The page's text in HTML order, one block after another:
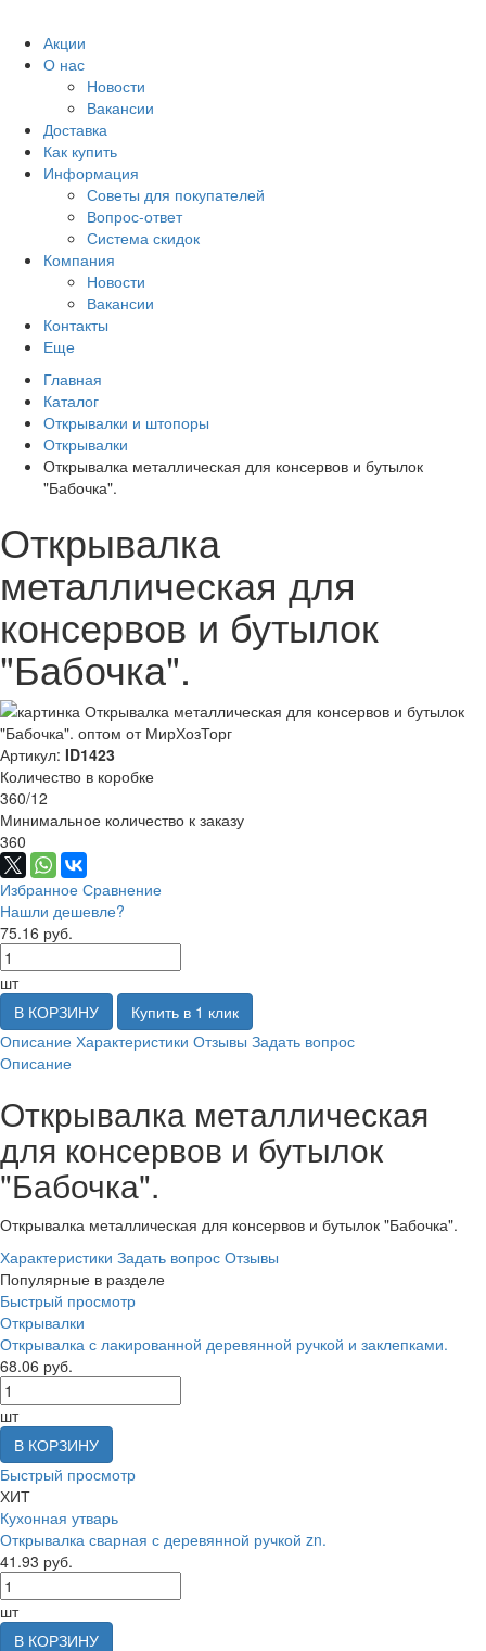
Акции
О нас
Новости
Вакансии
Доставка
Как купить
Информация
Советы для покупателей
Вопрос-ответ
Система скидок
Компания
Новости
Вакансии
Контакты
Еще
Главная
Каталог
Открывалки и штопоры
Открывалки
Открывалка металлическая для консервов и бутылок
"Бабочка".
Открывалка
металлическая для
консервов и бутылок
"Бабочка".
Артикул: ID1423
Количество в коробке
360/12
Минимальное количество к заказу
360
Избранное Сравнение
Нашли дешевле?
75.16 руб.
шт
В КОРЗИНУ
Купить в 1 клик
Описание Характеристики Отзывы Задать вопрос
Описание
Открывалка металлическая
для консервов и бутылок
"Бабочка".
Открывалка металлическая для консервов и бутылок "Бабочка".
Характеристики Задать вопрос Отзывы
Популярные в разделе
Быстрый просмотр
Открывалки
Открывалка с лакированной деревянной ручкой и заклепками.
68.06 руб.
шт
В КОРЗИНУ
Быстрый просмотр
ХИТ
Кухонная утварь
Открывалка сварная с деревянной ручкой zn.
41.93 руб.
шт
В КОРЗИНУ